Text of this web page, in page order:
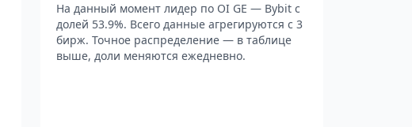
На данный момент лидер по OI GE — Bybit с
долей 53.9%. Всего данные агрегируются с 3
бирж. Точное распределение — в таблице
выше, доли меняются ежедневно.